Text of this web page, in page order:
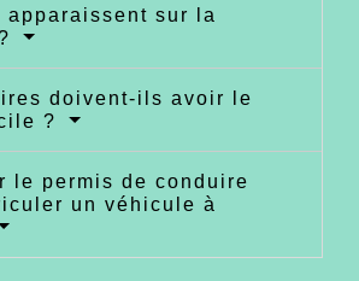
apparaissent sur la
doivent-ils avoir le
?
le permis de conduire
un véhicule à